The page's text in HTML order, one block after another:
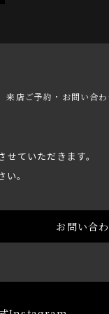
来店ご予約・お問い合
ていただきます。
。
お問い合